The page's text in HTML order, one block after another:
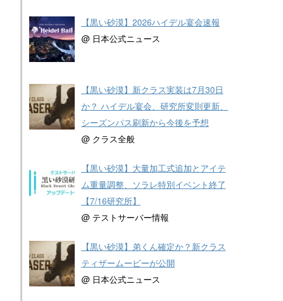
【黒い砂漠】2026ハイデル宴会速報
@ 日本公式ニュース
【黒い砂漠】新クラス実装は7月30日
か？ ハイデル宴会、研究所変則更新、
シーズンパス刷新から今後を予想
@ クラス全般
【黒い砂漠】大量加工式追加とアイテ
ム重量調整、ソラレ特別イベント終了
【7/16研究所】
@ テストサーバー情報
【黒い砂漠】弟くん確定か？新クラス
ティザームービーが公開
@ 日本公式ニュース